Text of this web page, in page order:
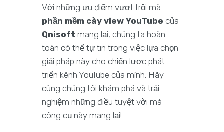
Với những ưu điểm vượt trội mà
phần mềm cày view YouTube của
Qnisoft mang lại, chúng ta hoàn
toàn có thể tự tin trong việc lựa chọn
giải pháp này cho chiến lược phát
triển kênh YouTube của mình. Hãy
cùng chúng tôi khám phá và trải
nghiệm những điều tuyệt vời mà
công cụ này mang lại!